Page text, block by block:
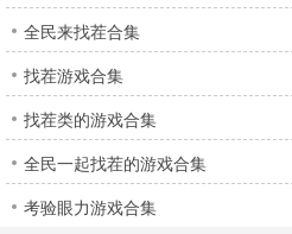
全民来找茬合集
找茬游戏合集
找茬类的游戏合集
全民一起找茬的游戏合集
考验眼力游戏合集